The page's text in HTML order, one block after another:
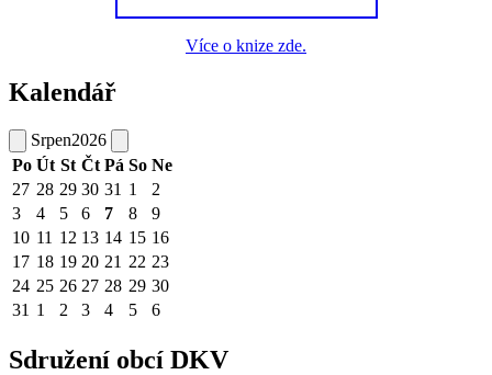
Více o knize zde.
Kalendář
Srpen2026
Po Út St Čt Pá So Ne
27 28 29 30 31 1
2
3
4 5 6 7 8
9
10 11 12 13 14 15 16
17 18 19 20 21 22 23
24 25 26 27 28 29 30
31 1 2 3 4 5 6
Sdružení obcí DKV